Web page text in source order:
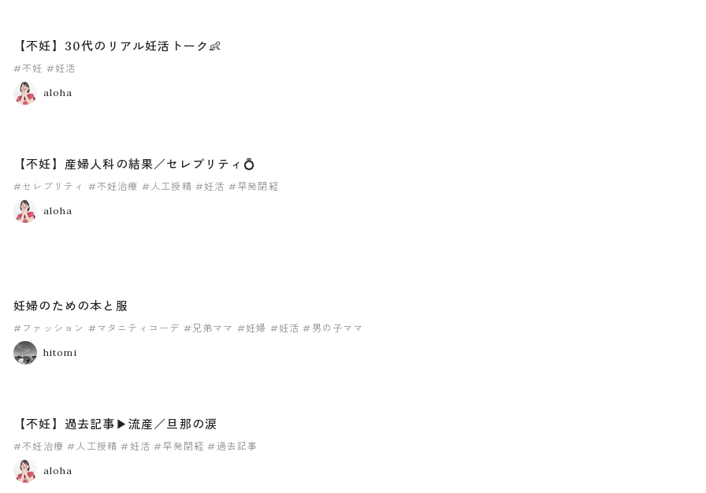
【不妊】30代のリアル妊活トーク👶
#不妊 #妊活
aloha
【不妊】産婦人科の結果／セレブリティ💍
#セレブリティ #不妊治療 #人工授精 #妊活 #早発閉経
aloha
妊婦のための本と服
#ファッション #マタニティコーデ #兄弟ママ #妊婦 #妊活 #男の子ママ
hitomi
【不妊】過去記事▶︎流産／旦那の涙
#不妊治療 #人工授精 #妊活 #早発閉経 #過去記事
aloha